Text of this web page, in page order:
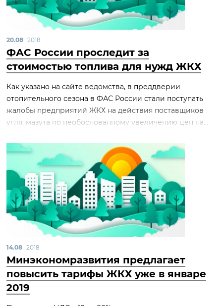
20.08 2018
ФАС России проследит за
стоимостью топлива для нужд ЖКХ
Как указано на сайте ведомства, в преддверии
отопительного сезона в ФАС России стали поступать
жалобы предприятий ЖКХ на действия поставщиков
угля, мазута по необоснованному увеличению цен на...
14.08 2018
Минэкономразвития предлагает
повысить тарифы ЖКХ уже в январе
2019